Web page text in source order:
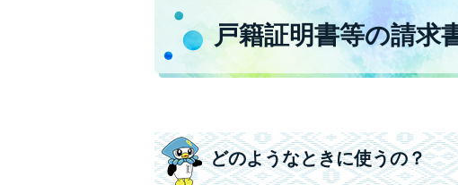
戸籍証明書等の請求
どのようなときに使うの？